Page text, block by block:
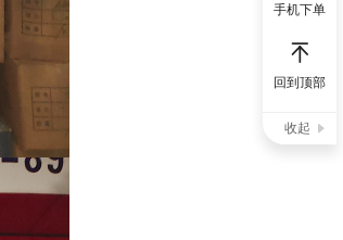
手机下单
回到顶部
收起